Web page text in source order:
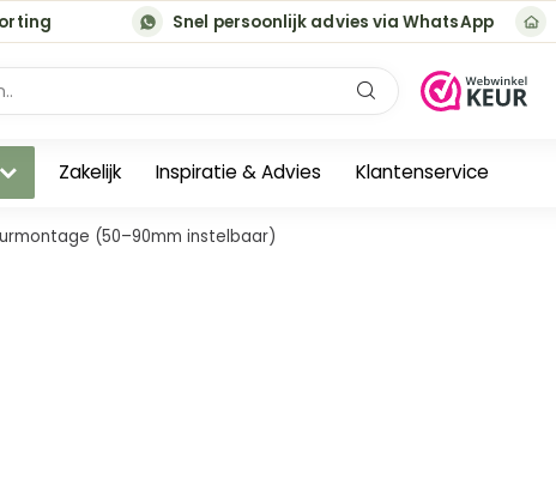
Snel persoonlijk advies via WhatsApp
Zakelijk Inspiratie & Advies Klantenservice
(50–90mm instelbaar)